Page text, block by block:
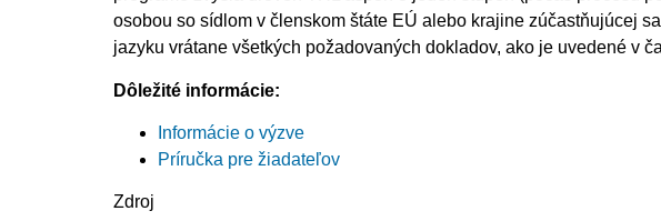
osobou so sídlom v členskom štáte EÚ alebo krajine zúčastňujúcej
jazyku vrátane všetkých požadovaných dokladov, ako je uvedené v
Dôležité informácie:
Informácie o výzve
Príručka pre žiadateľov
Zdroj